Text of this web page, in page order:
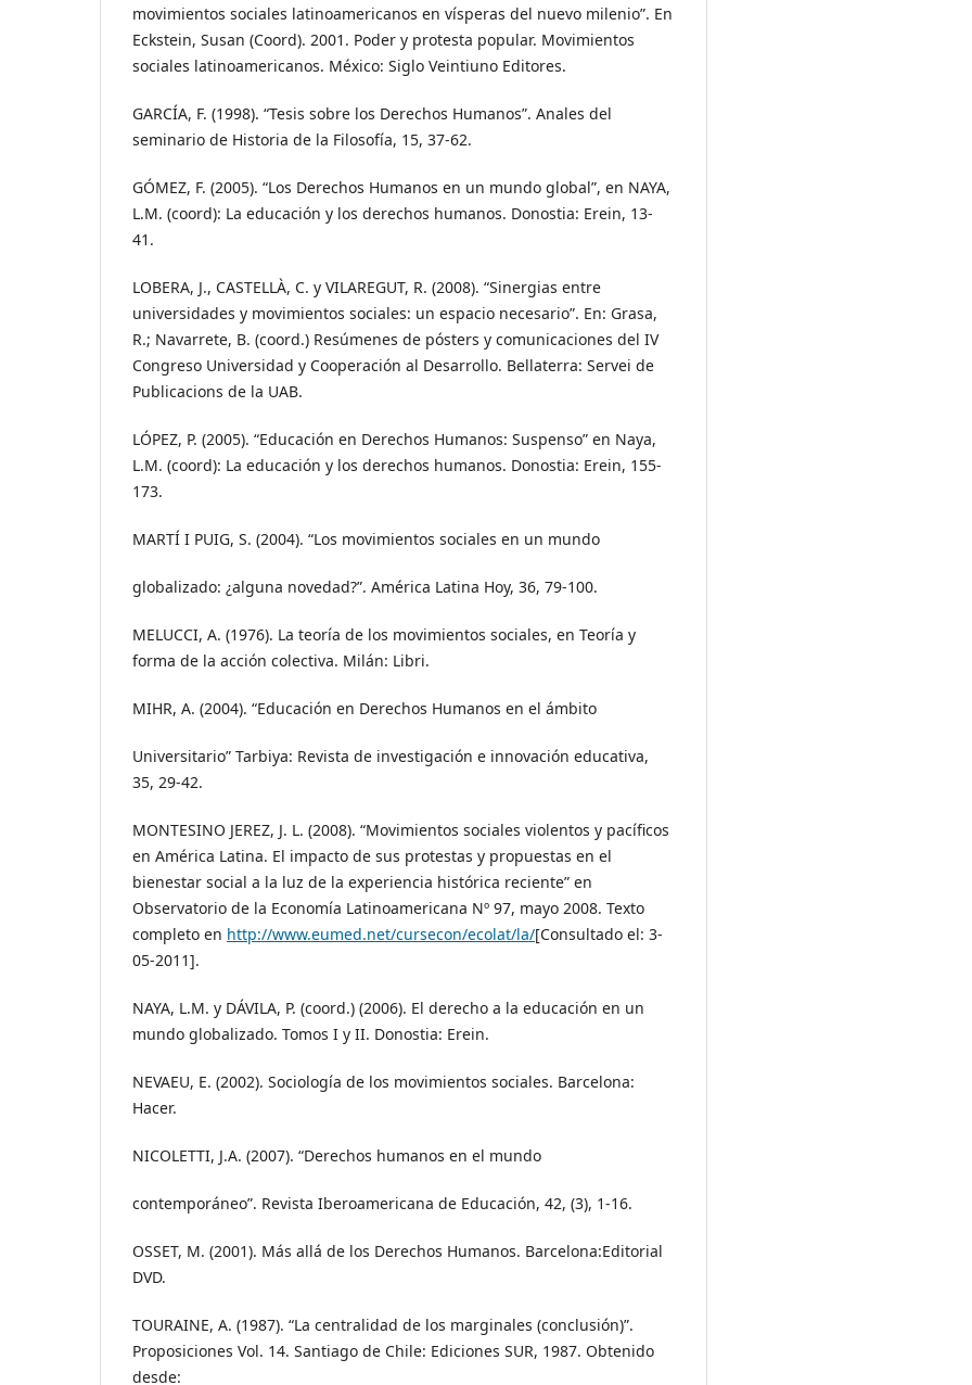
movimientos sociales latinoamericanos en vísperas del nuevo milenio”. En
Eckstein, Susan (Coord). 2001. Poder y protesta popular. Movimientos
sociales latinoamericanos. México: Siglo Veintiuno Editores.
GARCÍA, F. (1998). “Tesis sobre los Derechos Humanos”. Anales del
seminario de Historia de la Filosofía, 15, 37-62.
GÓMEZ, F. (2005). “Los Derechos Humanos en un mundo global”, en NAYA,
L.M. (coord): La educación y los derechos humanos. Donostia: Erein, 13-
41.
LOBERA, J., CASTELLÀ, C. y VILAREGUT, R. (2008). “Sinergias entre
universidades y movimientos sociales: un espacio necesario”. En: Grasa,
R.; Navarrete, B. (coord.) Resúmenes de pósters y comunicaciones del IV
Congreso Universidad y Cooperación al Desarrollo. Bellaterra: Servei de
Publicacions de la UAB.
LÓPEZ, P. (2005). “Educación en Derechos Humanos: Suspenso” en Naya,
L.M. (coord): La educación y los derechos humanos. Donostia: Erein, 155-
173.
MARTÍ I PUIG, S. (2004). “Los movimientos sociales en un mundo
globalizado: ¿alguna novedad?”. América Latina Hoy, 36, 79-100.
MELUCCI, A. (1976). La teoría de los movimientos sociales, en Teoría y
forma de la acción colectiva. Milán: Libri.
MIHR, A. (2004). “Educación en Derechos Humanos en el ámbito
Universitario” Tarbiya: Revista de investigación e innovación educativa,
35, 29-42.
MONTESINO JEREZ, J. L. (2008). “Movimientos sociales violentos y pacíficos
en América Latina. El impacto de sus protestas y propuestas en el
bienestar social a la luz de la experiencia histórica reciente” en
Observatorio de la Economía Latinoamericana Nº 97, mayo 2008. Texto
completo en http://www.eumed.net/cursecon/ecolat/la/[Consultado el: 3-
05-2011].
NAYA, L.M. y DÁVILA, P. (coord.) (2006). El derecho a la educación en un
mundo globalizado. Tomos I y II. Donostia: Erein.
NEVAEU, E. (2002). Sociología de los movimientos sociales. Barcelona:
Hacer.
NICOLETTI, J.A. (2007). “Derechos humanos en el mundo
contemporáneo”. Revista Iberoamericana de Educación, 42, (3), 1-16.
OSSET, M. (2001). Más allá de los Derechos Humanos. Barcelona:Editorial
DVD.
TOURAINE, A. (1987). “La centralidad de los marginales (conclusión)”.
Proposiciones Vol. 14. Santiago de Chile: Ediciones SUR, 1987. Obtenido
desde: